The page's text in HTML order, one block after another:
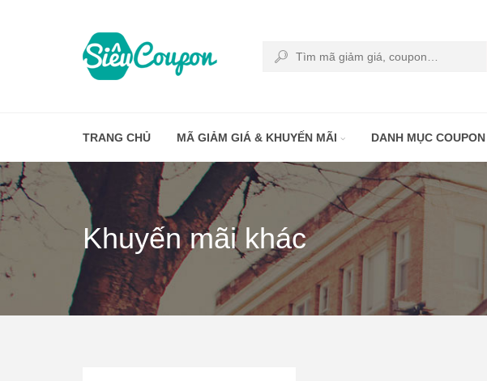
TRANG CHỦ MÃ GIẢM GIÁ & KHUYẾN MÃI DANH MỤC COUPON
Khuyến mãi khác